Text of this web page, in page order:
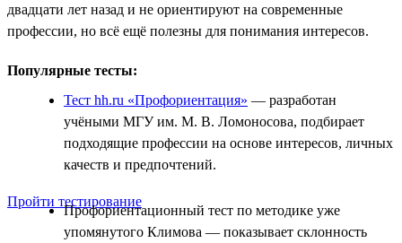
двадцати лет назад и не ориентируют на современные
профессии, но всё ещё полезны для понимания интересов.
Популярные тесты:
Тест hh.ru «Профориентация» — разработан
учёными МГУ им. М. В. Ломоносова, подбирает
подходящие профессии на основе интересов, личных
качеств и предпочтений.
Пройти тестирование
Профориентационный тест по методике уже
упомянутого Климова — показывает склонность